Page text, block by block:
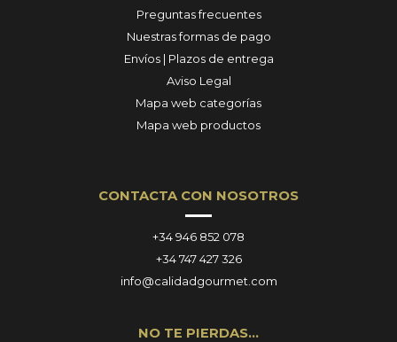
Preguntas frecuentes
Nuestras formas de pago
Envíos | Plazos de entrega
Aviso Legal
Mapa web categorías
Mapa web productos
CONTACTA CON NOSOTROS
+34 946 852 078
+34 747 427 326
info@calidadgourmet.com
NO TE PIERDAS…